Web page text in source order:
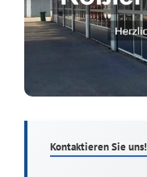
Kontaktieren Sie uns!